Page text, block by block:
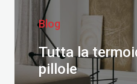
Blog
Tutta la
pillole